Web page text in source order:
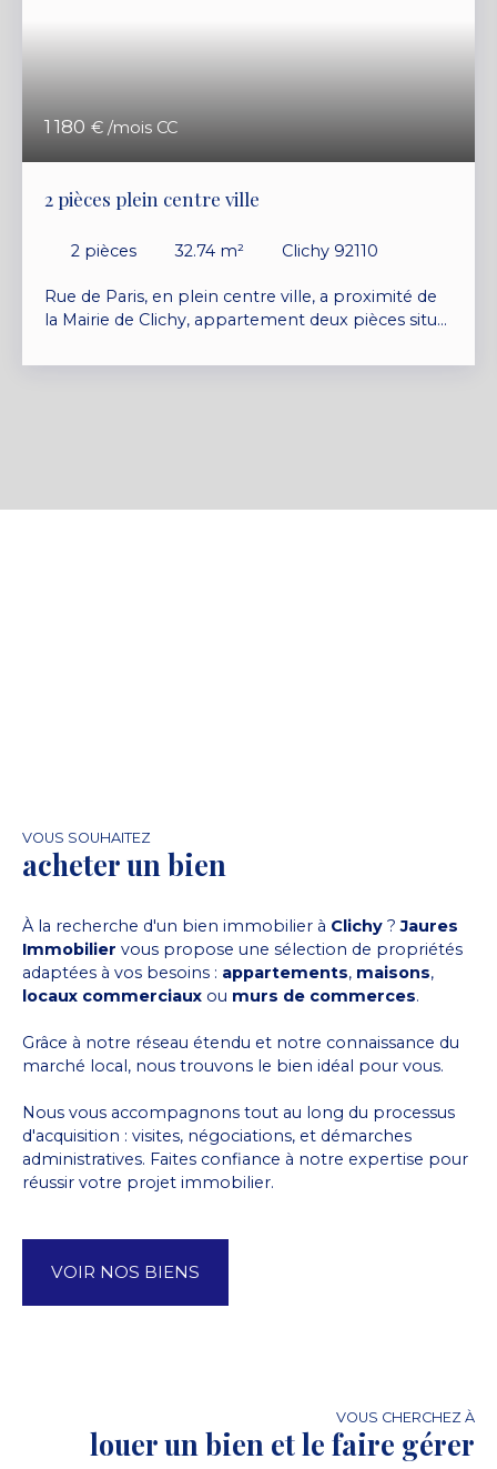
1 180 € /mois CC
2 pièces plein centre ville
2 pièces 32.74 m² Clichy 92110
Rue de Paris, en plein centre ville, a proximité de
la Mairie de Clichy, appartement deux pièces situé
composé d'une entrée, séjour avec cuisine
THERMOR (neufs). Garants demandés
VOUS SOUHAITEZ
acheter un bien
À la recherche d'un bien immobilier à Clichy ?Jaures
Immobilier vous propose une sélection de propriétés
adaptées à vos besoins : appartements, maisons,
locaux commerciaux ou murs de commerces.
Grâce à notre réseau étendu et notre connaissance du
marché local, nous trouvons le bien idéal pour vous.
Nous vous accompagnons tout au long du processus
d'acquisition : visites, négociations, et démarches
administratives. Faites confiance à notre expertise pour
réussir votre projet immobilier.
VOIR NOS BIENS
VOUS CHERCHEZ À
louer un bien et le faire gérer